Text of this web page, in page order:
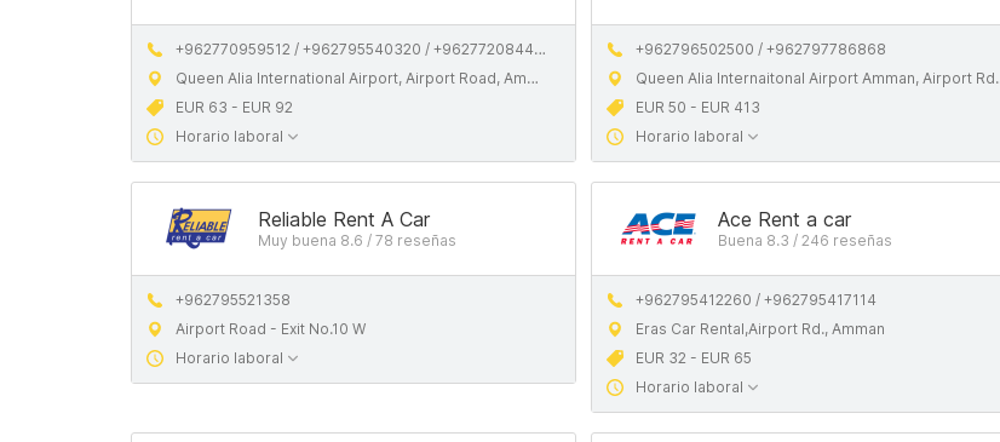
+962770959512 / +962795540320 / +962772084473
Queen Alia International Airport, Airport Road, Amman
EUR 63 - EUR 92
Horario laboral
+962796502500 / +962797786868
Queen Alia Internaitonal Airport Amman, Airport Rd., Amman
EUR 50 - EUR 413
Horario laboral
Reliable Rent A Car
Muy buena 8.6 / 78 reseñas
+962795521358
Airport Road - Exit No.10 W
Horario laboral
Ace Rent a car
Buena 8.3 / 246 reseñas
+962795412260 / +962795417114
Eras Car Rental,Airport Rd., Amman
EUR 32 - EUR 65
Horario laboral